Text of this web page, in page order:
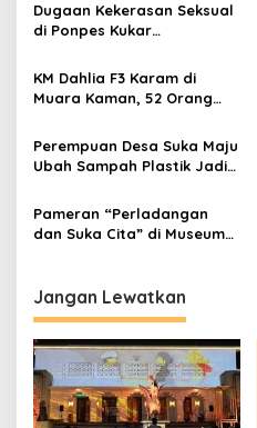
Dugaan Kekerasan Seksual
di Ponpes Kukar
Santriwati Mengaku Jadi
Korban
KM Dahlia F3 Karam di
Muara Kaman, 52 Orang
Perempuan Desa Suka Maju
Ubah Sampah Plastik Jadi
Tambang
Pameran “Perladangan
dan Suka Cita” di Museum
Budaya dan Permainan
Tradisional
Jangan Lewatkan